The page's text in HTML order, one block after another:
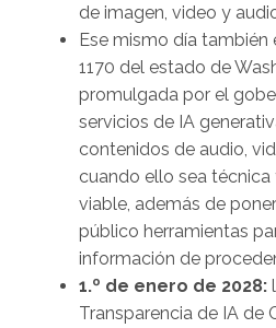
de imagen, video y
Ese mismo día también
1170 del estado de
promulgada por el
servicios de IA
contenidos de audio,
cuando ello sea
viable, además de
público herramientas
información de
1.º de enero de 2028:
Transparencia de IA de